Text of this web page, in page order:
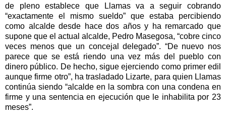
de pleno establece que Llamas va a seguir cobrando
“exactamente el mismo sueldo” que estaba percibiendo
como alcalde desde hace dos años y ha remarcado que
supone que el actual alcalde, Pedro Masegosa, “cobre cinco
veces menos que un concejal delegado”. “De nuevo nos
parece que se está riendo una vez más del pueblo con
dinero público. De hecho, sigue ejerciendo como primer edil
aunque firme otro”, ha trasladado Lizarte, para quien Llamas
continúa siendo “alcalde en la sombra con una condena en
firme y una sentencia en ejecución que le inhabilita por 23
meses”.